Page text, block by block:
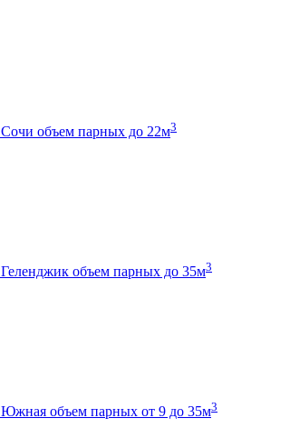
Сочи объем парных до 22м3
Геленджик объем парных до 35м3
Южная объем парных от 9 до 35м3